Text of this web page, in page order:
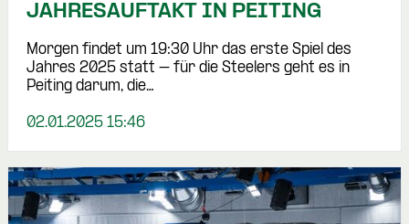
JAHRESAUFTAKT IN PEITING
Morgen findet um 19:30 Uhr das erste Spiel des
Jahres 2025 statt – für die Steelers geht es in
Peiting darum, die…
02.01.2025 15:46